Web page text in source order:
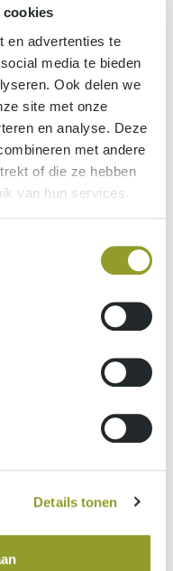
cookies
en advertenties te
media te bieden
Ook delen we
site met onze
en analyse. Deze
met andere
of die ze hebben
van hun services.
Details tonen
de bestelaanvraag